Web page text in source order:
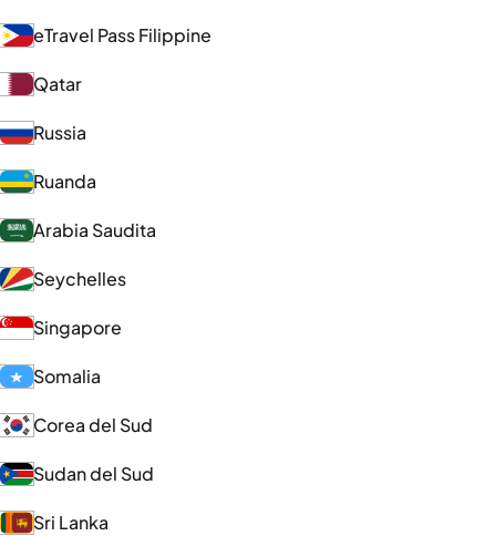
eTravel Pass Filippine
Qatar
Russia
Ruanda
Arabia Saudita
Seychelles
Singapore
Somalia
Corea del Sud
Sudan del Sud
Sri Lanka